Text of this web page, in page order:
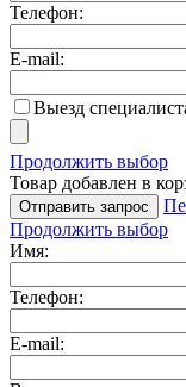
Телефон:
E-mail:
Выезд
Продолжить выбор
Товар добавлен в
Отправить запрос
Продолжить выбор
Имя:
Телефон:
E-mail: